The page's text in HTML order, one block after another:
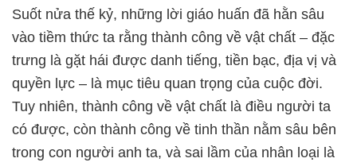
Suốt nửa thế kỷ, những lời giáo huấn đã hằn sâu
vào tiềm thức ta rằng thành công về vật chất – đặc
trưng là gặt hái được danh tiếng, tiền bạc, địa vị và
quyền lực – là mục tiêu quan trọng của cuộc đời.
Tuy nhiên, thành công về vật chất là điều người ta
có được, còn thành công về tinh thần nằm sâu bên
trong con người anh ta, và sai lầm của nhân loại là